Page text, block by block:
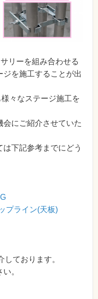
リーを組み合わせる
ジを施工することが出
々なステージ施工を
会にご紹介させていた
下記参考までにどう
プライン(天板)
ております。
。